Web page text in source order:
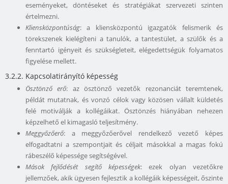
eseményeket, döntéseket és stratégiákat szervezeti szinten
értelmezni.
Kliensközpontúság: a kliensközpontú igazgatók felismerik és
törekszenek kielégíteni a tanulók, a tantestület, a szülők és a
fenntartó igényeit és szükségleteit, elégedettségük folyamatos
figyelése mellett.
3.2.2. Kapcsolatirányító képesség
Ösztönző erő: az ösztönző vezetők rezonanciát teremtenek,
példát mutatnak, és vonzó célok vagy közösen vállalt küldetés
felé motiválják a kollégáikat. Ösztönzés hiányában nehezen
képzelhető el kimagasló teljesítmény.
Meggyőzőerő: a meggyőzőerővel rendelkező vezető képes
elfogadtatni a szempontjait és céljait másokkal a magas fokú
rábeszélő képessége segítségével.
Mások fejlődését segítő képességek: ezek olyan vezetőkre
jellemzőek, akik ügyesen fejlesztik a kollégáik képességeit, őszinte